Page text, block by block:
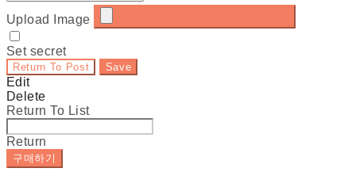
Upload Image
Set secret
Return To Post Save
Edit
Delete
Return To List
Return
구매하기